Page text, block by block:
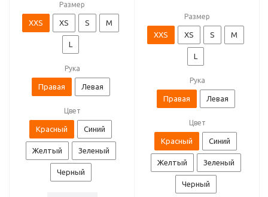
Размер
XXS XS S M
L
Рука
Правая Левая
Цвет
Красный Синий
Желтый Зеленый
Черный
Размер
XXS XS S M
L
Рука
Правая Левая
Цвет
Красный Синий
Желтый Зеленый
Черный